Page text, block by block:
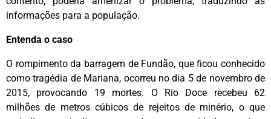
informações para a população.
Entenda o caso
O rompimento da barragem de Fundão, que ficou conhecido
como tragédia de Mariana, ocorreu no dia 5 de novembro de
2015, provocando 19 mortes. O Rio Doce recebeu 62
milhões de metros cúbicos de rejeitos de minério, o que